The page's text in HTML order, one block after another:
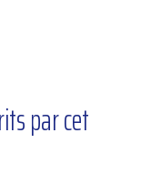
par cet